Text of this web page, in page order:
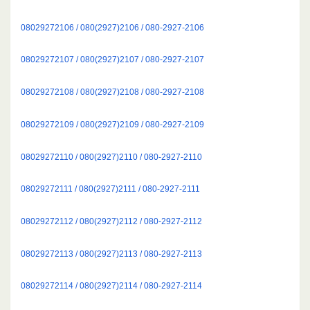
08029272106 / 080(2927)2106 / 080-2927-2106
08029272107 / 080(2927)2107 / 080-2927-2107
08029272108 / 080(2927)2108 / 080-2927-2108
08029272109 / 080(2927)2109 / 080-2927-2109
08029272110 / 080(2927)2110 / 080-2927-2110
08029272111 / 080(2927)2111 / 080-2927-2111
08029272112 / 080(2927)2112 / 080-2927-2112
08029272113 / 080(2927)2113 / 080-2927-2113
08029272114 / 080(2927)2114 / 080-2927-2114